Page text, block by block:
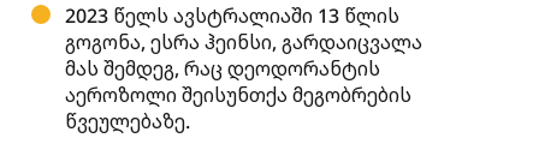
2023 წელს ავსტრალიაში 13 წლის
გოგონა, ესრა ჰეინსი, გარდაიცვალა
მას შემდეგ, რაც დეოდორანტის
აეროზოლი შეისუნთქა მეგობრების
წვეულებაზე.